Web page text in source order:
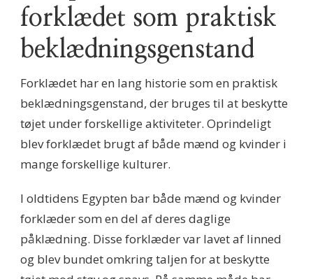
forklædet som praktisk
beklædningsgenstand
Forklædet har en lang historie som en praktisk
beklædningsgenstand, der bruges til at beskytte
tøjet under forskellige aktiviteter. Oprindeligt
blev forklædet brugt af både mænd og kvinder i
mange forskellige kulturer.
I oldtidens Egypten bar både mænd og kvinder
forklæder som en del af deres daglige
påklædning. Disse forklæder var lavet af linned
og blev bundet omkring taljen for at beskytte